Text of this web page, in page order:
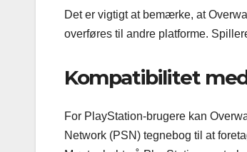
Det er vigtigt at bemærke, at
overføres til andre platforme.
Kompatibilitet
For PlayStation-brugere kan
Network (PSN) tegnebog til at